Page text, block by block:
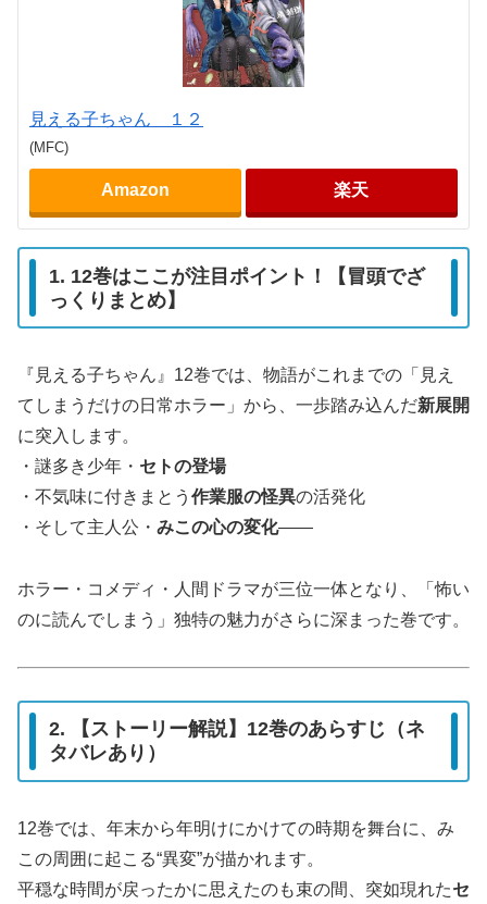
見える子ちゃん １２
(MFC)
Amazon 楽天
1. 12巻はここが注目ポイント！【冒頭でざ
っくりまとめ】
『見える子ちゃん』12巻では、物語がこれまでの「見え
てしまうだけの日常ホラー」から、一歩踏み込んだ新展開
に突入します。
・謎多き少年・ セトの登場
・不気味に付きまとう 作業服の怪異の活発化
・そして主人公・ みこの心の変化――
ホラー・コメディ・人間ドラマが三位一体となり、「怖い
のに読んでしまう」独特の魅力がさらに深まった巻です。
2. 【ストーリー解説】12巻のあらすじ（ネ
タバレあり）
12巻では、年末から年明けにかけての時期を舞台に、み
この周囲に起こる“異変”が描かれます。
平穏な時間が戻ったかに思えたのも束の間、突如現れたセ